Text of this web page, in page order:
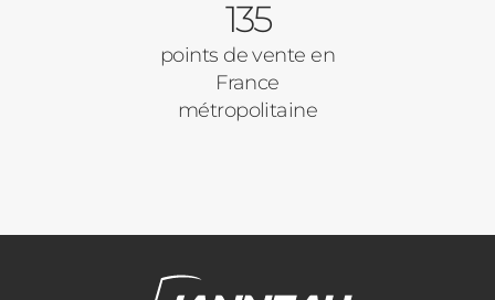
135
points de vente en
France
métropolitaine